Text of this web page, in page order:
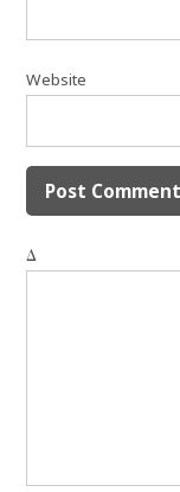
Website
Δ